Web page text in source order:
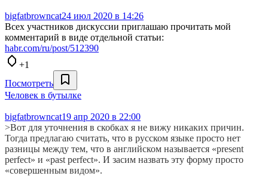
bigfatbrowncat24 июл 2020 в 14:26
Всех участников дискуссии приглашаю прочитать мой
комментарий в виде отдельной статьи:
habr.com/ru/post/512390
+1
Посмотреть
Человек в бутылке
bigfatbrowncat19 апр 2020 в 22:00
>Вот для уточнения в скобках я не вижу никаких причин.
Тогда предлагаю считать, что в русском языке просто нет
разницы между тем, что в английском называется «present
perfect» и «past perfect». И засим назвать эту форму просто
«совершенным видом».